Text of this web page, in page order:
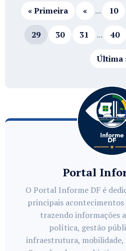
« Primeira « ... 10
29 30 31 ... 40
Última
Portal
O Portal Informe DF é
principais
trazendo informações
política, gestão
infraestrutura, mobilidade,